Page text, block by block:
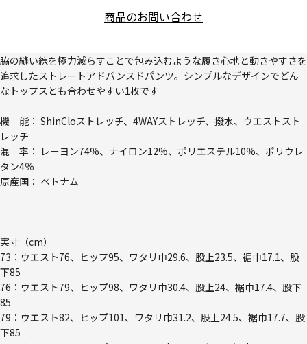
商品のお問い合わせ
脇の縫い線を極力減らすことで包み込むような履き心地と動きやすさを
追求したストレートアドバンスドパンツ。シンプルなデザインでどん
なトップスとも合わせやすい1枚です
機 能： ShinCloストレッチ、4WAYストレッチ、撥水、ウエストスト
レッチ
混 率： レーヨン74%、ナイロン12%、ポリエステル10%、ポリウレ
タン4％
原産国： ベトナム
実寸（cm）
73：ウエスト76、ヒップ95、ワタリ巾29.6、股上23.5、裾巾17.1、股
下85
76：ウエスト79、ヒップ98、ワタリ巾30.4、股上24、裾巾17.4、股下
85
79：ウエスト82、ヒップ101、ワタリ巾31.2、股上24.5、裾巾17.7、股
下85